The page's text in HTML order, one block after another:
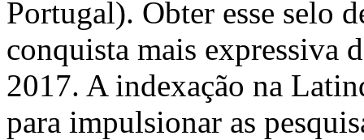
Portugal). Obter esse selo
conquista mais expressiva
2017. A indexação na
para impulsionar as